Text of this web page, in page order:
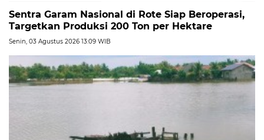
Sentra Garam Nasional di Rote Siap Beroperasi,
Targetkan Produksi 200 Ton per Hektare
Senin, 03 Agustus 2026 13:09 WIB